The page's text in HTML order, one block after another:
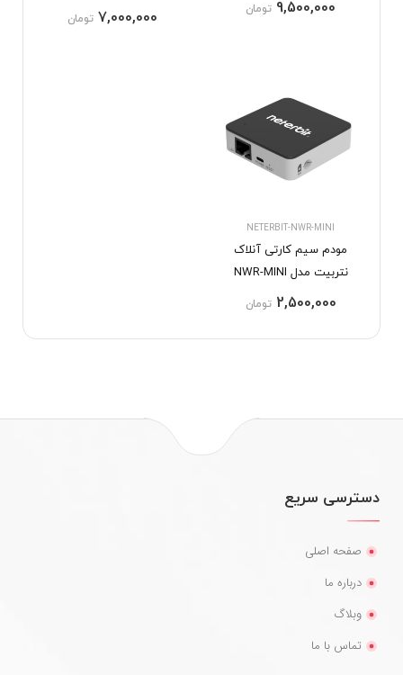
9,500,000 تومان 7,000,000 تومان
NETERBIT-NWR-MINI
مودم سیم کارتی آنلاک
نتربیت مدل NWR-MINI
2,500,000 تومان
دسترسی سریع
صفحه اصلی
درباره ما
وبلاگ
تماس با ما